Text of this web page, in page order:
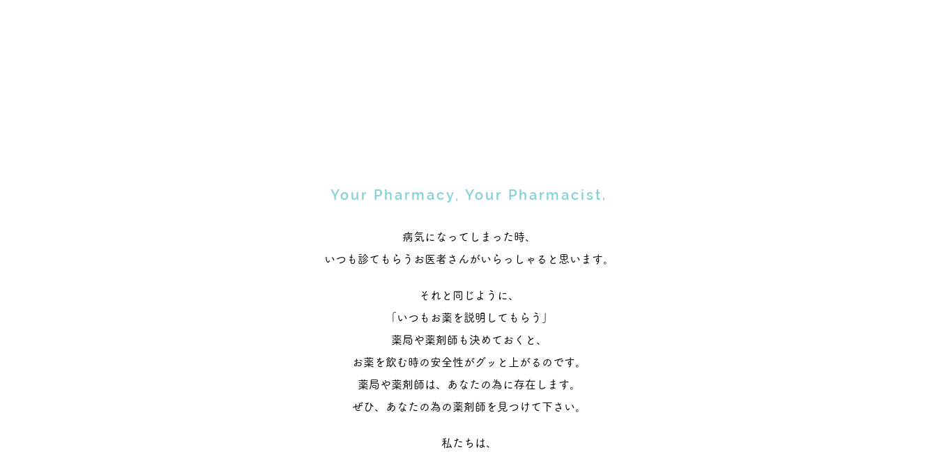
​Your Pharmacy, Your Pharmacist.
病気になってしまった時、
いつも診てもらうお医者さんがいらっしゃると思います。
それと同じように、
「いつもお薬を説明してもらう」
薬局や薬剤師も決めておくと、
お薬を飲む時の安全性がグッと上がるのです。
薬局や薬剤師は、あなたの為に存在します。
ぜひ、あなたの為の薬剤師を見つけて下さい。
私たちは、